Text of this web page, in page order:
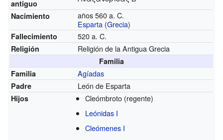
antiguo
Nacimiento
años 560 a. C.
Esparta (Grecia)
Fallecimiento 520 a. C.
Religión Religión de la Antigua Grecia
Familia
Familia
Agíadas
Padre León de Esparta
Hijos
Cleómbroto (regente)
Leónidas I
Cleómenes I